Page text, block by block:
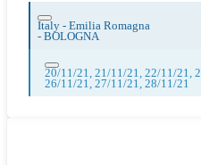
Italy - Emilia Romagna
- BOLOGNA
20/11/21, 21/11/21, 22/11/21,
26/11/21, 27/11/21, 28/11/21